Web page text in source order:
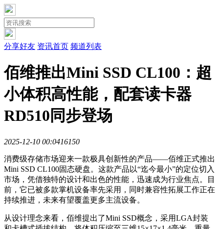
分享好友 资讯首页 频道列表
佰维推出Mini SSD CL100：超
小体积高性能，配套读卡器
RD510同步登场
2025-12-10 00:0416150
消费级存储市场迎来一款极具创新性的产品——佰维正式推出
Mini SSD CL100固态硬盘。这款产品以“迄今最小”的定位切入
市场，凭借独特的设计和出色的性能，迅速成为行业焦点。目
前，它已被多款掌机设备率先采用，同时兼容性拓展工作正在
持续推进，未来有望覆盖更多主流设备。
从设计理念来看，佰维提出了Mini SSD概念，采用LGA封装